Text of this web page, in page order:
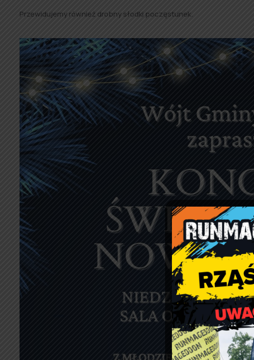
Przewidujemy również drobny słodki poczęstunek.